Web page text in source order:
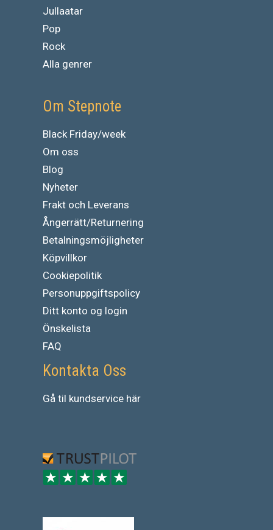
Jullaatar
Pop
Rock
Alla genrer
Om Stepnote
Black Friday/week
Om oss
Blog
Nyheter
Frakt och Leverans
Ångerrätt/Returnering
Betalningsmöjligheter
Köpvillkor
Cookiepolitik
Personuppgiftspolicy
Ditt konto og login
Önskelista
FAQ
Kontakta Oss
Gå til kundservice här